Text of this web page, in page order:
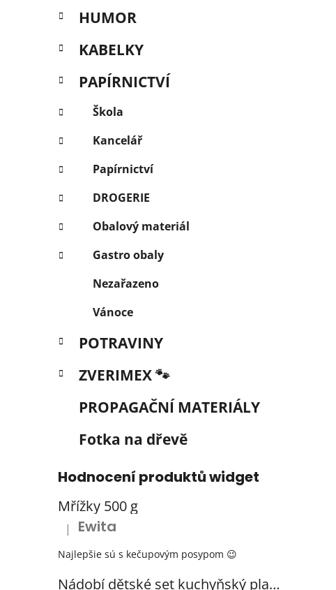
HUMOR
KABELKY
PAPÍRNICTVÍ
Škola
Kancelář
Papírnictví
DROGERIE
Obalový materiál
Gastro obaly
Nezařazeno
Vánoce
POTRAVINY
ZVERIMEX 🐾
PROPAGAČNÍ MATERIÁLY
Fotka na dřevě
Hodnocení produktů widget
Mřížky 500 g
Hodnocení produktu je 5 z 5 hvězdiček.
| Ewita
Najlepšie sú s kečupovým posypom 😉
Nádobí dětské set kuchyňský plastový s odkapávačem 3 barvy